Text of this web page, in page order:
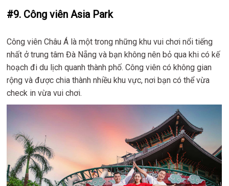
#9. Công viên Asia Park
Công viên Châu Á là một trong những khu vui chơi nổi tiếng
nhất ở trung tâm Đà Nẵng và bạn không nên bỏ qua khi có kế
hoạch đi du lịch quanh thành phố. Công viên có không gian
rộng và được chia thành nhiều khu vực, nơi bạn có thể vừa
check in vừa vui chơi.